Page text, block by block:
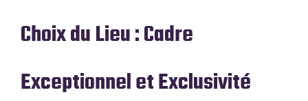
Choix du Lieu : Cadre
Exceptionnel et Exclusivité